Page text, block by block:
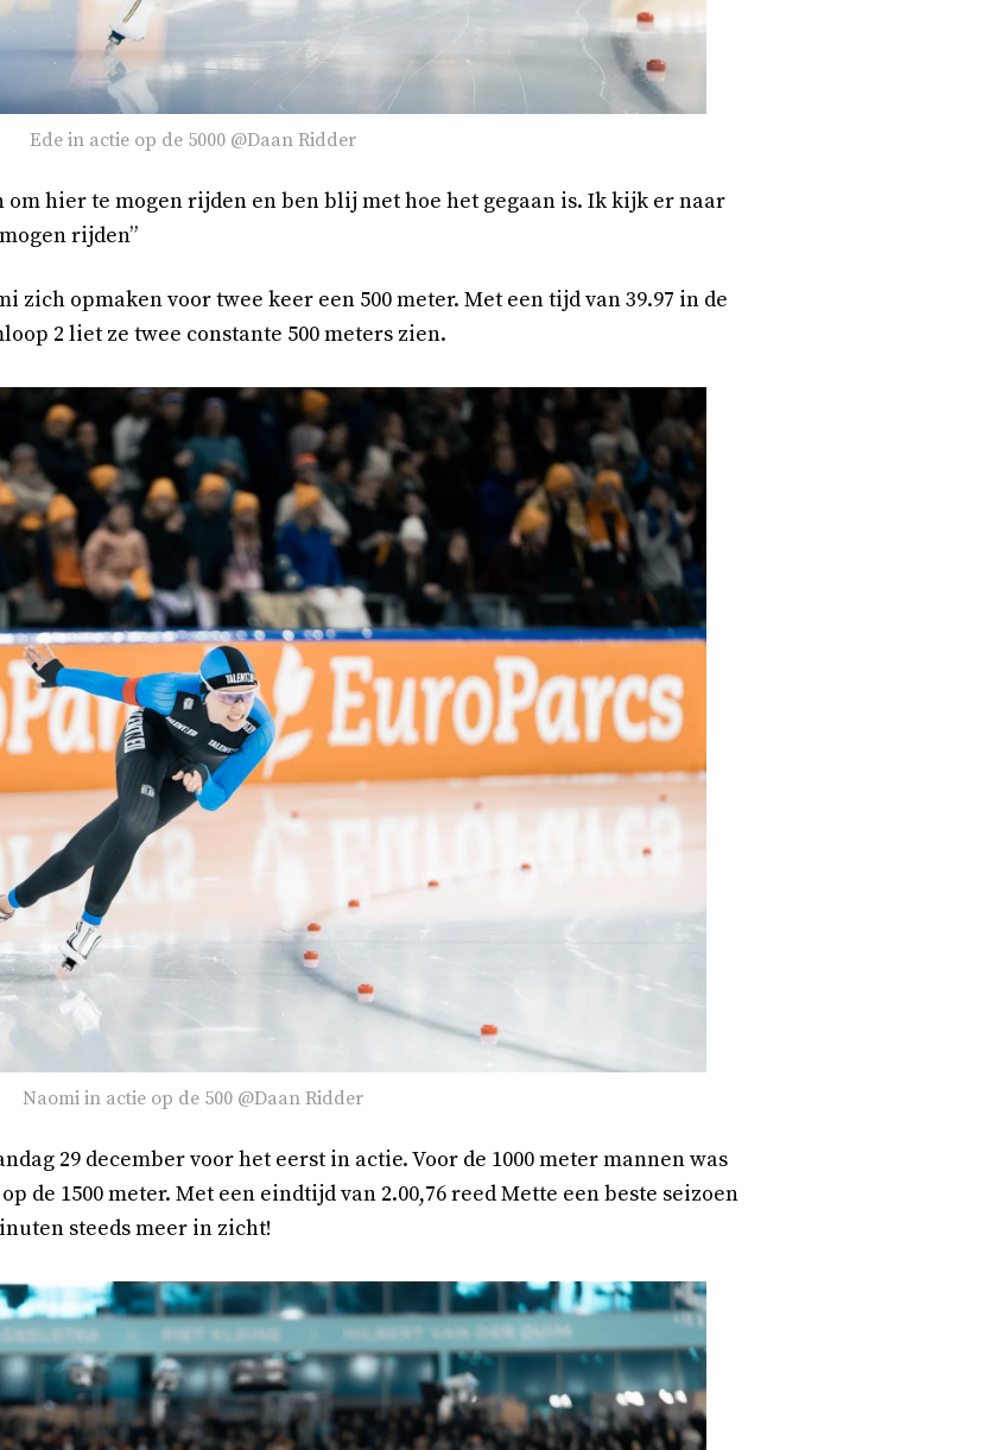
Ede in actie op de 5000 @Daan Ridder
om hier te mogen rijden en ben blij met hoe het gegaan is. Ik kijk er naar
rijden”
zich opmaken voor twee keer een 500 meter. Met een tijd van 39.97 in de
2 liet ze twee constante 500 meters zien.
Naomi in actie op de 500 @Daan Ridder
29 december voor het eerst in actie. Voor de 1000 meter mannen was
de 1500 meter. Met een eindtijd van 2.00,76 reed Mette een beste seizoen
steeds meer in zicht!